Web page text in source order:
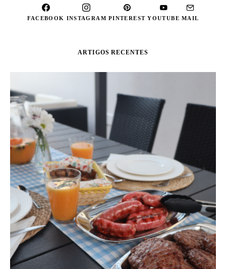
FACEBOOK INSTAGRAM PINTEREST YOUTUBE MAIL
ARTIGOS RECENTES